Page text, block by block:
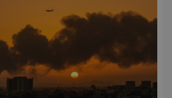
Microsoft Corporation